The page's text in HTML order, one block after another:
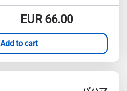
EUR66.00
Add to cart